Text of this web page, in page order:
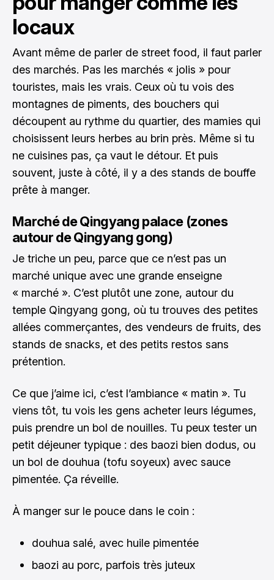
locaux
Avant même de parler de street food, il faut parler
des marchés. Pas les marchés « jolis » pour
touristes, mais les vrais. Ceux où tu vois des
montagnes de piments, des bouchers qui
découpent au rythme du quartier, des mamies qui
choisissent leurs herbes au brin près. Même si tu
ne cuisines pas, ça vaut le détour. Et puis
souvent, juste à côté, il y a des stands de bouffe
prête à manger.
Marché de Qingyang palace (zones
autour de Qingyang gong)
Je triche un peu, parce que ce n’est pas un
marché unique avec une grande enseigne
« marché ». C’est plutôt une zone, autour du
temple Qingyang gong, où tu trouves des petites
allées commerçantes, des vendeurs de fruits, des
stands de snacks, et des petits restos sans
prétention.
Ce que j’aime ici, c’est l’ambiance « matin ». Tu
viens tôt, tu vois les gens acheter leurs légumes,
puis prendre un bol de nouilles. Tu peux tester un
petit déjeuner typique : des baozi bien dodus, ou
un bol de douhua (tofu soyeux) avec sauce
pimentée. Ça réveille.
À manger sur le pouce dans le coin :
douhua salé, avec huile pimentée
baozi au porc, parfois très juteux